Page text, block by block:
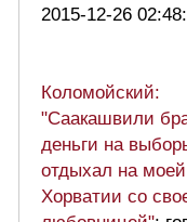
2015-12-26
Коломойский:
"Саакашвили
деньги на
отдыхал на
Хорватии со